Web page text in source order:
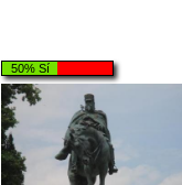
50% Sí